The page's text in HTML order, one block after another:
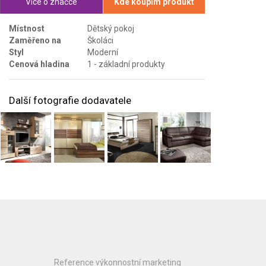
Místnost
Dětský pokoj
Zaměřeno na
Školáci
Styl
Moderní
Cenová hladina
1 - základní produkty
Další fotografie dodavatele
Reference výkonnostní marketing